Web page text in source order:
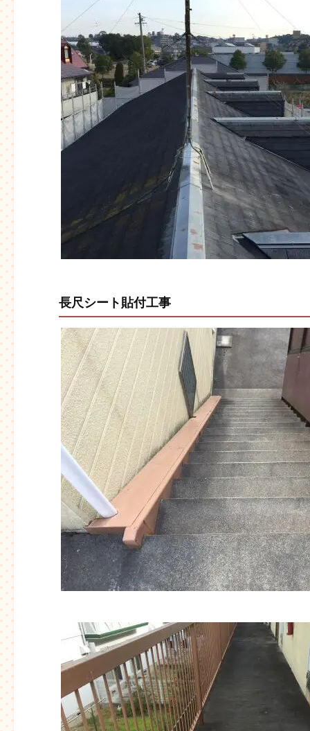
長尺シート貼付工事